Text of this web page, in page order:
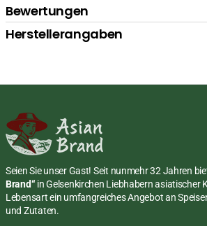
Bewertungen
Herstellerangaben
Seien Sie unser Gast! Seit nunmehr 32 Jahren
Brand“ in Gelsenkirchen Liebhabern asiatischer
Lebensart ein umfangreiches Angebot an
und Zutaten.